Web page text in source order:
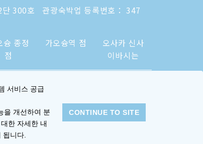
300호
관광숙박업 등록번호： 347
슝 종정
점
가오슝역 점
오사카 신사
이바시는
서비스 공급
을 개선하여 분
한 자세한 내
니다.
CONTINUE TO SITE